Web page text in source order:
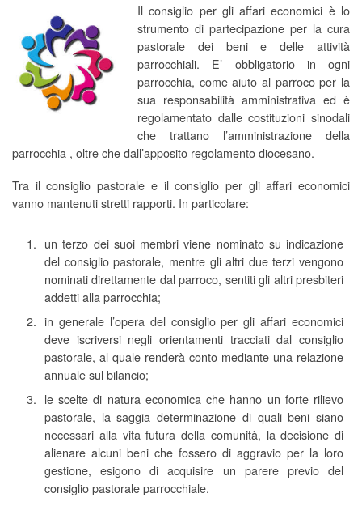
Il consiglio per gli affari economici è lo
strumento di partecipazione per la cura
pastorale dei beni e delle attività
parrocchiali. E’ obbligatorio in ogni
parrocchia, come aiuto al parroco per la
sua responsabilità amministrativa ed è
regolamentato dalle costituzioni sinodali
che trattano l’amministrazione della
parrocchia , oltre che dall’apposito regolamento diocesano.
Tra il consiglio pastorale e il consiglio per gli affari economici
vanno mantenuti stretti rapporti. In particolare:
un terzo dei suoi membri viene nominato su indicazione
del consiglio pastorale, mentre gli altri due terzi vengono
nominati direttamente dal parroco, sentiti gli altri presbiteri
addetti alla parrocchia;
in generale l’opera del consiglio per gli affari economici
deve iscriversi negli orientamenti tracciati dal consiglio
pastorale, al quale renderà conto mediante una relazione
annuale sul bilancio;
le scelte di natura economica che hanno un forte rilievo
pastorale, la saggia determinazione di quali beni siano
necessari alla vita futura della comunità, la decisione di
alienare alcuni beni che fossero di aggravio per la loro
gestione, esigono di acquisire un parere previo del
consiglio pastorale parrocchiale.